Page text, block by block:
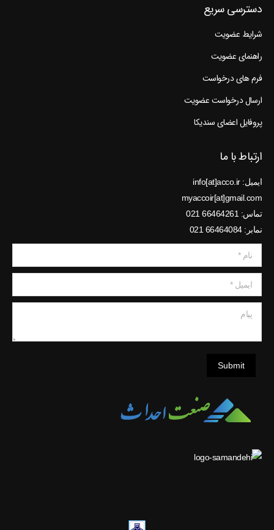
دسترسی سریع
شرایط عضویت
راهنمای عضویت
فرم های درخواست
ارسال درخواست عضویت
پروفایل اعضای سندیکا
ارتباط با ما
ایمیل: info[at]acco.ir
myaccoir[at]gmail.com
تماس: 66464261 021
نمابر: 66464084 021
نام *
ایمیل *
Submit